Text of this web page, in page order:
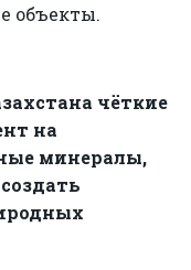
объекты.
чёткие
на
минералы,